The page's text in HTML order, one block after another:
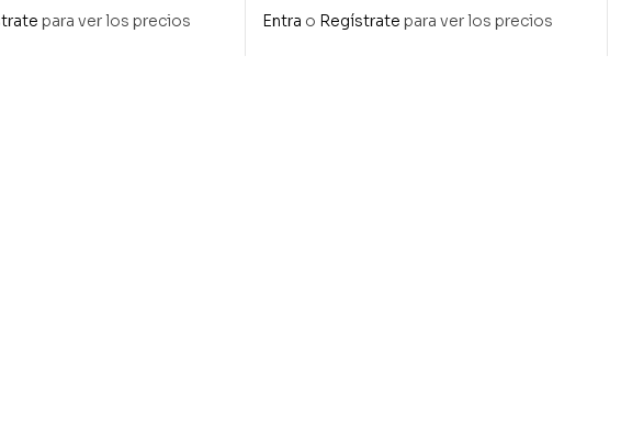
ALTOpara ver los precios
CON LED 7 x 10 cm ALTO
Entra o Regístrate para ver los precios